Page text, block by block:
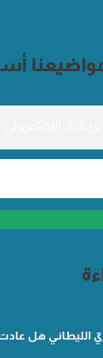
الليطاني هل عادت